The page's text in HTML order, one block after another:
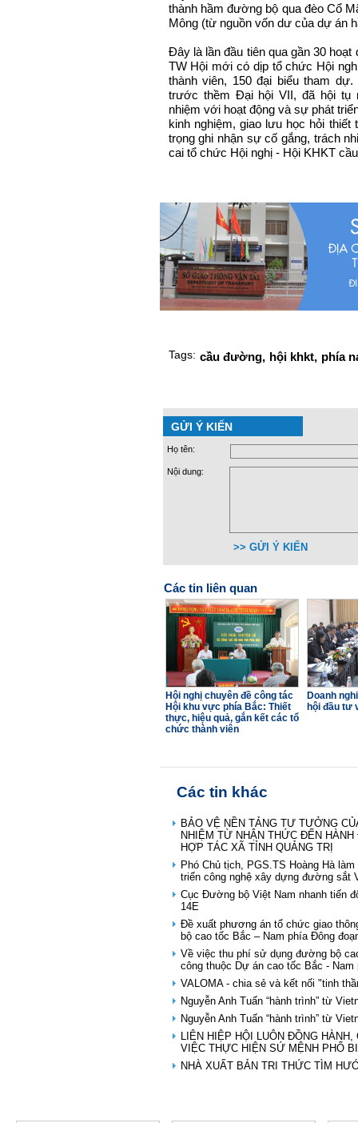
thành hầm đường bộ qua đèo Cổ
Mông (từ nguồn vốn dư của dự án
Đây là lần đầu tiên qua gần 30
TW Hội mới có dịp tổ chức Hội
thành viên, 150 đại biểu tham
trước thềm Đại hội VII, đã hội tụ
nhiệm với hoạt động và sự phát
kinh nghiệm, giao lưu học hỏi
trọng ghi nhận sự cố gắng, trách
cai tổ chức Hội nghị - Hội KHKT
Tags: cầu đường, hội khkt, phía
GỬI Ý KIẾN
Họ tên:
Nội dung:
>> GỬI Ý KIẾN
Các tin liên quan
Hội nghị chuyên đề công tác
Hội khu vực phía Bắc: Thiết
thực, hiệu quả, gắn kết các tổ
chức thành viên
Doanh
hội đầu tư
Các tin khác
BẢO VỆ NỀN TẢNG TƯ TƯỞNG
NHIỆM TỪ NHẬN THỨC ĐẾN
HỢP TÁC XÃ TỈNH QUẢNG TRỊ
Phó Chủ tịch, PGS.TS Hoàng Hà
triển công nghệ xây dựng đường sắt
Cục Đường bộ Việt Nam nhanh tiến
14E
Đề xuất phương án tổ chức giao
bộ cao tốc Bắc – Nam phía Đông
Về việc thu phí sử dụng đường bộ
công thuộc Dự án cao tốc Bắc -
VALOMA - chia sẻ và kết nối "tinh
Nguyễn Anh Tuấn “hành trình” từ
Nguyễn Anh Tuấn “hành trình” từ
LIÊN HIỆP HỘI LUÔN ĐỒNG
VIỆC THỰC HIỆN SỨ MỆNH PHỔ
NHÀ XUẤT BẢN TRI THỨC TÌM